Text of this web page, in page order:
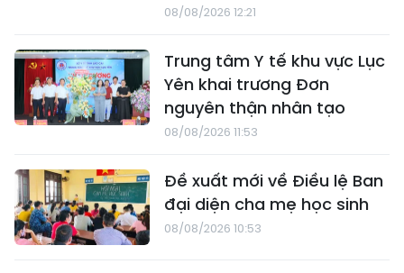
08/08/2026 12:21
Trung tâm Y tế khu vực Lục
Yên khai trương Đơn
nguyên thận nhân tạo
08/08/2026 11:53
Đề xuất mới về Điều lệ Ban
đại diện cha mẹ học sinh
08/08/2026 10:53